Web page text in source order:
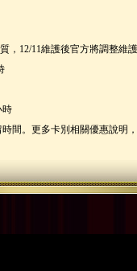
，12/11維護後官方將調整
時
間。更多卡別相關優惠說